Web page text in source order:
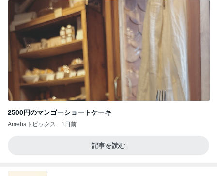
2500円のマンゴーショートケーキ
Amebaトピックス 1日前
記事を読む